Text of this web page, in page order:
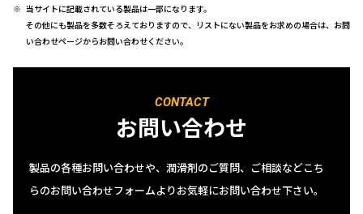
当サイトに記載されている製品は一部になります。
その他にも製品を多数そろえておりますので、リストにない製品をお求めの場合は、お問
い合わせページからお問い合わせください。
CONTACT
お問い合わせ
製品の各種お問い合わせや、潤滑剤のご質問、ご相談などこち
らのお問い合わせフォームよりお気軽にお問い合わせ下さい。